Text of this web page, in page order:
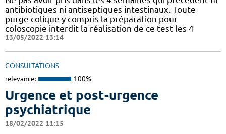
antibiotiques ni antiseptiques intestinaux. Toute
purge colique y compris la préparation pour
coloscopie interdit la réalisation de ce test les 4
13/05/2022 13:14
CONSULTATIONS
relevance: 100%
Urgence et post-urgence
psychiatrique
18/02/2022 11:15